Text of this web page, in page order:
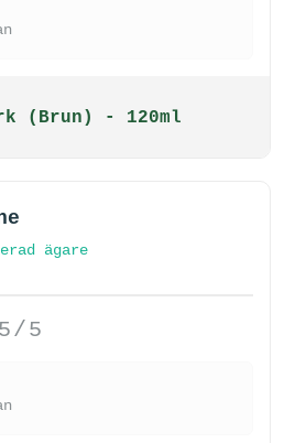
(Brun) - 120ml
ägare
5/5